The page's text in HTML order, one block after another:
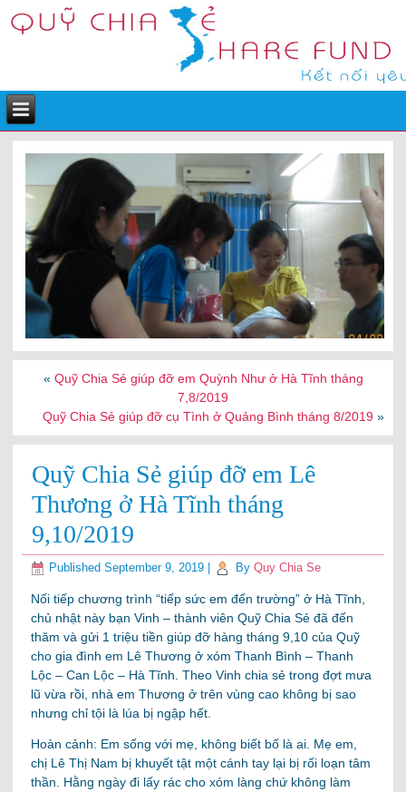
« Quỹ Chia Sẻ giúp đỡ em Quỳnh Như ở Hà Tĩnh tháng
7,8/2019
Quỹ Chia Sẻ giúp đỡ cụ Tình ở Quảng Bình tháng 8/2019»
Quỹ Chia Sẻ giúp đỡ em Lê
Thương ở Hà Tĩnh tháng
9,10/2019
Published September 9, 2019 By Quy Chia Se
Nối tiếp chương trình “tiếp sức em đến trường” ở Hà Tĩnh,
chủ nhật này bạn Vinh – thành viên Quỹ Chia Sẻ đã đến
thăm và gửi 1 triệu tiền giúp đỡ hàng tháng 9,10 của Quỹ
cho gia đình em Lê Thương ở xóm Thanh Bình – Thanh
Lộc – Can Lộc – Hà Tĩnh. Theo Vinh chia sẻ trong đợt mưa
lũ vừa rồi, nhà em Thương ở trên vùng cao không bị sao
nhưng chỉ tội là lúa bị ngập hết.
Hoàn cảnh: Em sống với mẹ, không biết bố là ai. Mẹ em,
chị Lê Thị Nam bị khuyết tật một cánh tay lại bị rối loạn tâm
thần. Hằng ngày đi lấy rác cho xóm làng chứ không làm